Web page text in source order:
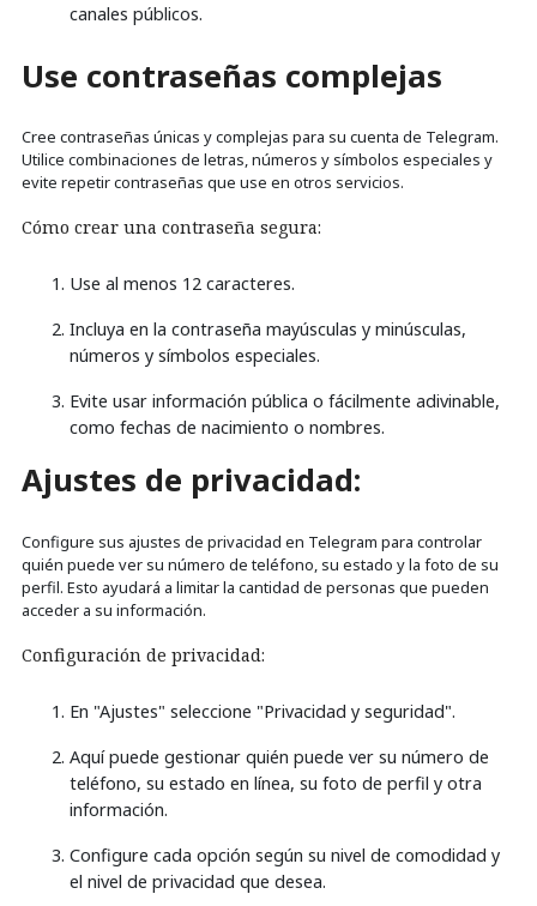
canales públicos.
Use contraseñas complejas
Cree contraseñas únicas y complejas para su cuenta de Telegram.
Utilice combinaciones de letras, números y símbolos especiales y
evite repetir contraseñas que use en otros servicios.
Cómo crear una contraseña segura:
Use al menos 12 caracteres.
Incluya en la contraseña mayúsculas y minúsculas,
números y símbolos especiales.
Evite usar información pública o fácilmente adivinable,
como fechas de nacimiento o nombres.
Ajustes de privacidad:
Configure sus ajustes de privacidad en Telegram para controlar
quién puede ver su número de teléfono, su estado y la foto de su
perfil. Esto ayudará a limitar la cantidad de personas que pueden
acceder a su información.
Configuración de privacidad:
En "Ajustes" seleccione "Privacidad y seguridad".
Aquí puede gestionar quién puede ver su número de
teléfono, su estado en línea, su foto de perfil y otra
información.
Configure cada opción según su nivel de comodidad y
el nivel de privacidad que desea.